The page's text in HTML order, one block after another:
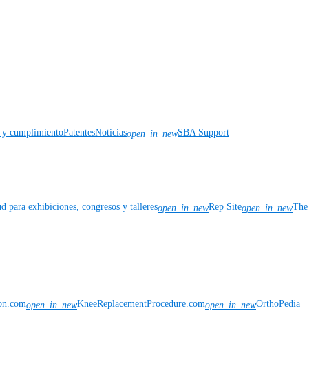
y cumplimientoPatentesNoticiasopen_in_newSBA Support
para exhibiciones, congresos y talleresopen_in_newRep Siteopen_in_newThe
open_in_newKneeReplacementProcedure.comopen_in_newOrthoPedia